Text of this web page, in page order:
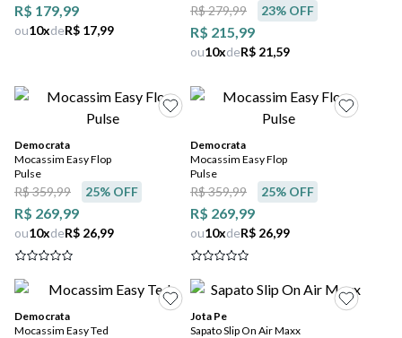
R$ 179,99
ou10xdeR$ 17,99 R$ 215,99
R$ 279,99 23% OFF
ou10xdeR$ 21,59
Democrata
Mocassim Easy Flop
Pulse
R$ 269,99
R$ 359,99 25% OFF
ou10xdeR$ 26,99
Democrata
Mocassim Easy Flop
Pulse
R$ 269,99
R$ 359,99 25% OFF
ou10xdeR$ 26,99
Democrata
Mocassim Easy Ted
Jota Pe
Sapato Slip On Air Maxx